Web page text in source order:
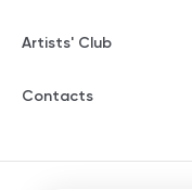
Artists' Club
Contacts